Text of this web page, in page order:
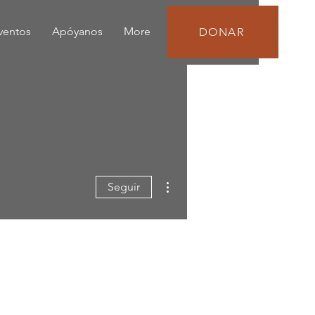
Apóyanos More DONAR
Seguir